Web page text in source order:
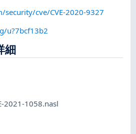
security/cve/CVE-2020-9327
u?7bcf13b2
細
2021-1058.nasl